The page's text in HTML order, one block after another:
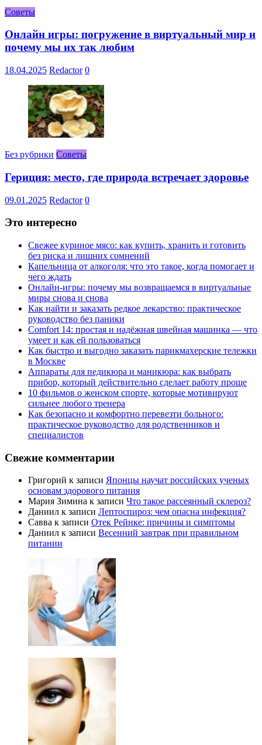
Советы
Онлайн игры: погружение в виртуальный мир и
почему мы их так любим
18.04.2025 Redactor 0
Без рубрики Советы
Гериция: место, где природа встречает здоровье
09.01.2025 Redactor 0
Это интересно
Свежее куриное мясо: как купить, хранить и готовить
без риска и лишних сомнений
Капельница от алкоголя: что это такое, когда помогает и
чего ждать
Онлайн-игры: почему мы возвращаемся в виртуальные
миры снова и снова
Как найти и заказать редкое лекарство: практическое
руководство без паники
Comfort 14: простая и надёжная швейная машинка — что
умеет и как ей пользоваться
Как быстро и выгодно заказать парикмахерские тележки
в Москве
Аппараты для педикюра и маникюра: как выбрать
прибор, который действительно сделает работу проще
10 фильмов о женском спорте, которые мотивируют
сильнее любого тренера
Как безопасно и комфортно перевезти больного:
практическое руководство для родственников и
специалистов
Свежие комментарии
Григорий к записи Японцы научат российских ученых
основам здорового питания
Мария Зимина к записи Что такое рассеянный склероз?
Даниил к записи Лептоспироз: чем опасна инфекция?
Савва к записи Отек Рейнке: причины и симптомы
Даниил к записи Весенний завтрак при правильном
питании